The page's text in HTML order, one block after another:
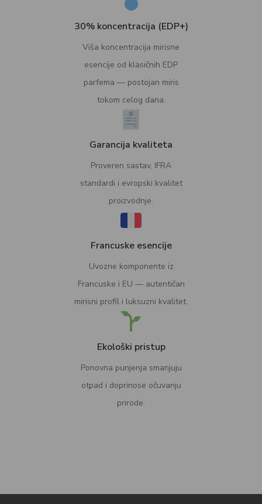
30% koncentracija (EDP+)
Viša koncentracija mirisne
esencije od klasičnih EDP
parfema — postojan miris
tokom celog dana.
Garancija kvaliteta
Proveren sastav, IFRA
standardi i evropski kvalitet
proizvodnje.
Francuske esencije
Uvozne komponente iz
Francuske i EU — autentičan
mirisni profil i luksuzni kvalitet.
Ekološki pristup
Ponovna punjenja smanjuju
otpad i doprinose očuvanju
prirode.